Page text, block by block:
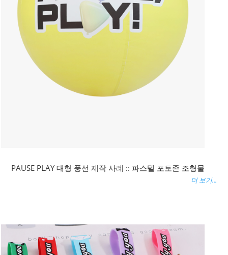
PAUSE PLAY 대형 풍선 제작 사례 :: 파스텔 포토존 조형물
더 보기...